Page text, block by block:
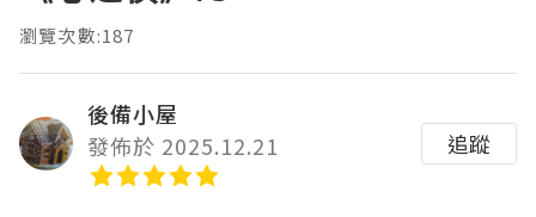
瀏覽次數:187
後備小屋
發佈於 2025.12.21
追蹤